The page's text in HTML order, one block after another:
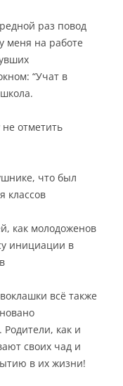
раз повод
меня на работе
“Учат в
отметить
что был
классов
как молодоженов
инициации в
всё также
как и
своих чад и
в их жизни!